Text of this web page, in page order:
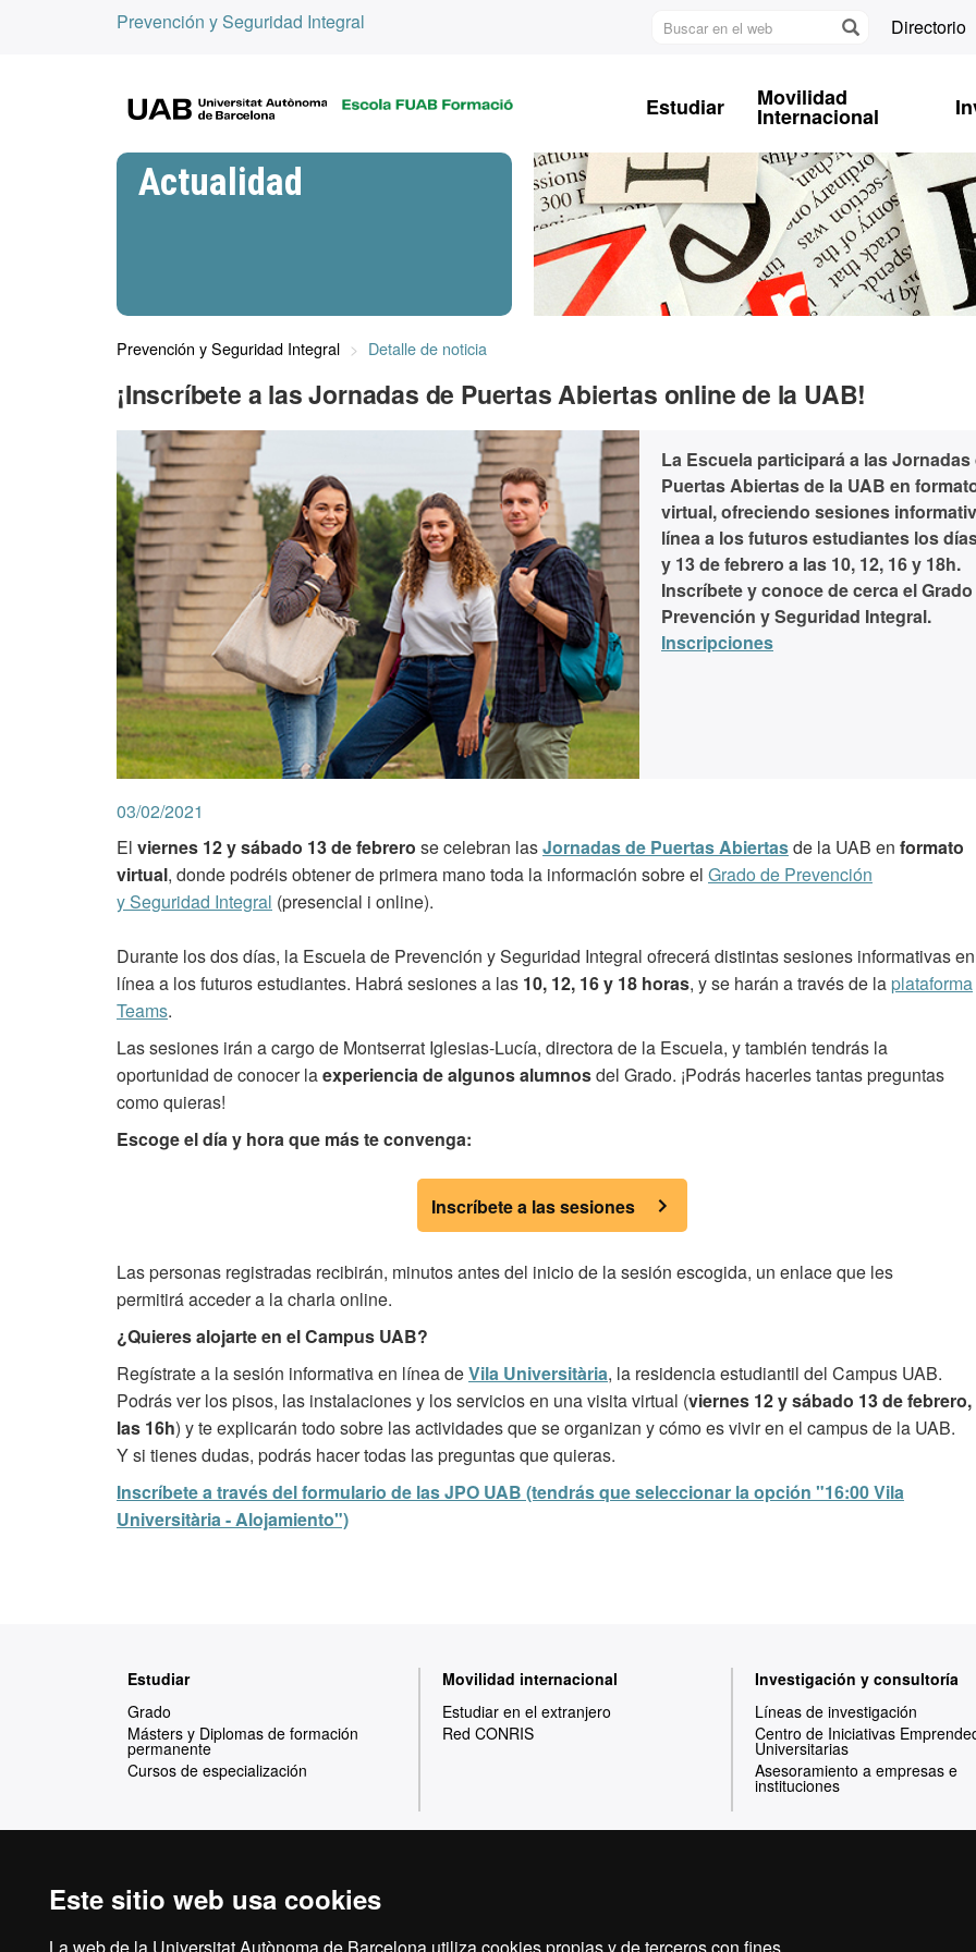
Este sitio web usa cookies
Prevención y Seguridad Integral
Buscar
Directorio
B
Estudiar Movilidad
Internacional
Actualidad
Prevención y Seguridad Integral Detalle de noticia
¡Inscríbete a las Jornadas de Puertas Abiertas online de la UAB!
La Escuela participará a las Jornadas
Puertas Abiertas de la UAB en
virtual, ofreciendo sesiones
línea a los futuros estudiantes los
y 13 de febrero a las 10, 12, 16 y 18h.
Inscríbete y conoce de cerca el
Prevención y Seguridad Integral.
Inscripciones
03/02/2021
El viernes 12 y sábado 13 de febrero se celebran lasJornadas de Puertas Abiertasde la UAB en formato
virtual, donde podréis obtener de primera mano toda la información sobre el Grado de Prevención
y Seguridad Integral (presencial i online).
Durante los dos días, la Escuela de Prevención y Seguridad Integral ofrecerá distintas sesiones informativas en
línea a los futuros estudiantes. Habrá sesiones a las 10, 12, 16 y 18 horas, y se harán a través de la plataforma
Teams.
Las sesiones irán a cargo de Montserrat Iglesias-Lucía, directora de la Escuela, y también tendrás la
oportunidad de conocer laexperiencia de algunos alumnosdel Grado. ¡Podrás hacerles tantas preguntas
como quieras!
Escoge el día y hora que más te convenga:
Inscríbete a las sesiones
Las personas registradas recibirán, minutos antes del inicio de la sesión escogida, un enlace que les
permitirá acceder a la charla online.
¿Quieres alojarte en el Campus UAB?
Regístrate a la sesión informativa en línea deVila Universitària, la residencia estudiantil del Campus UAB.
Podrás ver los pisos, las instalaciones y los servicios en una visita virtual (viernes 12 y sábado 13 de febrero,
las 16h) y te explicarán todo sobre las actividades que se organizan y cómo es vivir en el campus de la UAB.
Y si tienes dudas, podrás hacer todas las preguntas que quieras.
Inscríbete a través del formulario de las JPO UAB (tendrás que seleccionar la opción "16:00 Vila
Universitària - Alojamiento")
Estudiar
Grado
Másters y Diplomas de formación
permanente
Cursos de especialización
Movilidad internacional
Estudiar en el extranjero
Red CONRIS
Investigación y consultoría
Líneas de investigación
Centro de Iniciativas
Universitarias
Asesoramiento a empresas e
instituciones
Reconocimiento internacional de la excelencia